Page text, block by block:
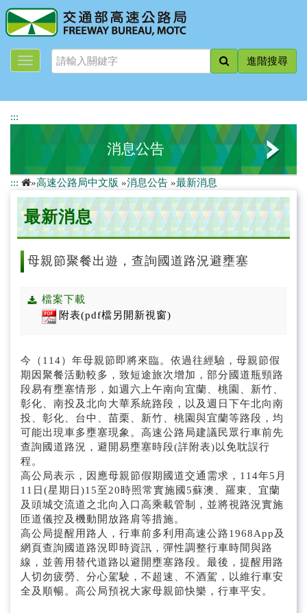
跳
到
主
進階搜尋
:::
消息公告
最新消息
新聞稿
道路封閉資訊
公告/公文附件
國道即時路況(另開新視窗)
::: »高速公路局中文版 »消息公告 »最新消息
最新消息
母親節聚餐出遊，查詢國道路況避壅塞
檔案下載
附表(pdf檔另開新視窗)
今（114）年母親節即將來臨。依過往經驗，母親節假
期因聚餐活動較多，致短途旅次增加，部分國道瓶頸路
段易有壅塞情形，如週六上午南向宜蘭、桃園、新竹、
彰化、南投及北向大華系統路段，以及週日下午北向南
投、彰化、台中、苗栗、新竹、桃園與宜蘭等路段，均
可能出現車多壅塞現象。高速公路局建議民眾行車前先
查詢國道路況，避開易壅塞時段(詳附表)以免耽誤行
程。
高公局表示，因應母親節假期國道交通需求，114年5月
11日(星期日)15至20時照常實施國5蘇澳、羅東、宜蘭
及頭城交流道之北向入口高乘載管制，並將視路況實施
匝道儀控及機動開放路肩等措施。
高公局提醒用路人，行車前多利用高速公路1968App及
網頁查詢國道路況即時資訊，彈性調整行車時間與路
線，並善用替代道路以避開壅塞路段。最後，提醒用路
人切勿疲勞、分心駕駛，不超速、不酒駕，以維行車安
全及順暢。高公局預祝大家母親節快樂，行車平安。